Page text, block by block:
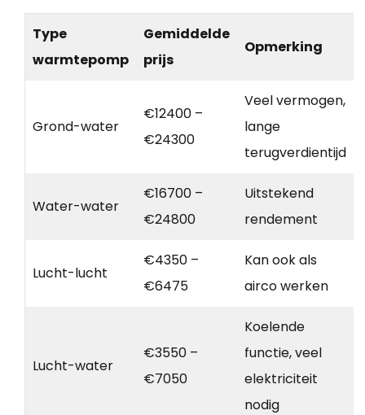
Type
warmtepomp
Gemiddelde
prijs
Opmerking
Grond-water
€12400 –
€24300
Veel vermogen,
lange
terugverdientijd
Water-water
€16700 –
€24800
Uitstekend
rendement
Lucht-lucht
€4350 –
€6475
Kan ook als
airco werken
Lucht-water
€3550 –
€7050
Koelende
functie, veel
elektriciteit
nodig